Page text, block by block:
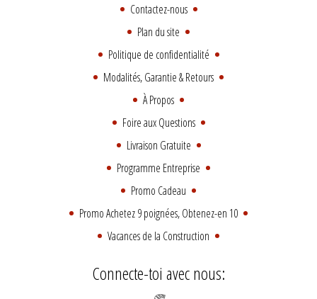
Contactez-nous
Plan du site
Politique de confidentialité
Modalités, Garantie & Retours
À Propos
Foire aux Questions
Livraison Gratuite
Programme Entreprise
Promo Cadeau
Promo Achetez 9 poignées, Obtenez-en 10
Vacances de la Construction
Connecte-toi avec nous: